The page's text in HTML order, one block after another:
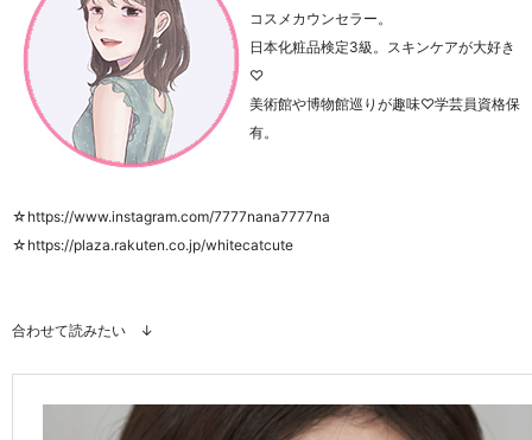
コスメカウンセラー。
日本化粧品検定3級。スキンケアが大好き
♡
美術館や博物館巡りが趣味♡学芸員資格保
有。
☆https://www.instagram.com/7777nana7777na
☆https://plaza.rakuten.co.jp/whitecatcute
合わせて読みたい ↓